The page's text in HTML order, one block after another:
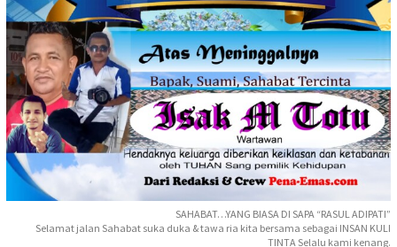
SAHABAT…YANG BIASA DI SAPA “RASUL ADIPATI”
Selamat jalan Sahabat suka duka & tawa ria kita bersama sebagai INSAN KULI
TINTA Selalu kami kenang.